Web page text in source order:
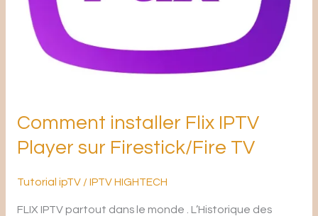
Comment installer Flix IPTV
Player sur Firestick/Fire TV
Tutorial ipTV/ IPTV HIGHTECH
FLIX IPTV partout dans le monde . L’Historique des